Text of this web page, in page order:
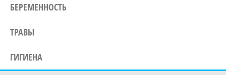
БЕРЕМЕННОСТЬ
ТРАВЫ
ГИГИЕНА